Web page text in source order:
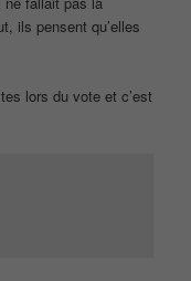
ils pensent qu’elles
lors du vote et c’est